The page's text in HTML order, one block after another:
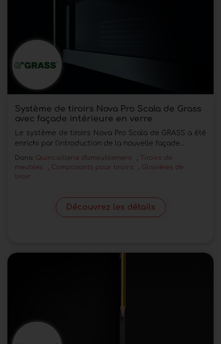
Système de tiroirs Nova Pro Scala de Grass
avec façade intérieure en verre
Le système de tiroirs Nova Pro Scala de GRASS a été
enrichi par l'introduction de la nouvelle façade...
Dans: Quincaillerie d'ameublement
Tiroirs de
meubles
Composants pour tiroirs
Glissières de
tiroir
Découvrez les détails